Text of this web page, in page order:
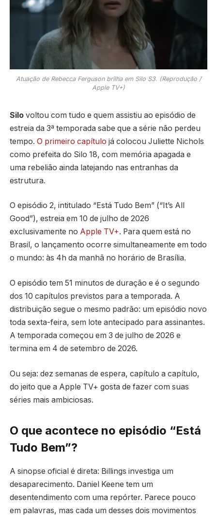
Atuação de Rebecca Ferguson brilha em Silo S3. (Reprodução /
Apple TV+)
Silo voltou com tudo e quem assistiu ao episódio de
estreia da 3ª temporada sabe que a série não perdeu
tempo. O primeiro capítulo já colocou Juliette Nichols
como prefeita do Silo 18, com memória apagada e
uma rebelião ainda latejando nas entranhas da
estrutura.
O episódio 2, intitulado “Está Tudo Bem” (“It’s All
Good”), estreia em 10 de julho de 2026
exclusivamente no Apple TV+. Para quem está no
Brasil, o lançamento ocorre simultaneamente em todo
o mundo: às 4h da manhã no horário de Brasília.
O episódio tem 51 minutos de duração e é o segundo
dos 10 capítulos previstos para a temporada. A
distribuição segue o mesmo padrão: um episódio novo
toda sexta-feira, sem lote antecipado para assinantes.
A temporada começou em 3 de julho de 2026 e
termina em 4 de setembro de 2026.
Ou seja: dez semanas de espera, capítulo a capítulo,
do jeito que a Apple TV+ gosta de fazer com suas
séries mais ambiciosas.
O que acontece no episódio “Está
Tudo Bem”?
A sinopse oficial é direta: Billings investiga um
desaparecimento. Daniel Keene tem um
desentendimento com uma repórter. Parece pouco
em palavras, mas cada um desses dois movimentos